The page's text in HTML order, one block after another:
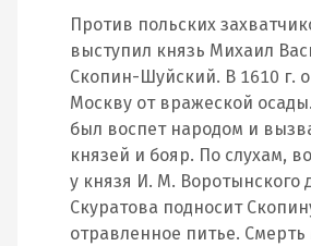
Против польских
выступил князь Михаил
Скопин-Шуйский. В 1610 г.
Москву от вражеской
был воспет народом и
князей и бояр. По слухам,
у князя И. М. Воротынского
Скуратова подносит
отравленное питье. Смерть